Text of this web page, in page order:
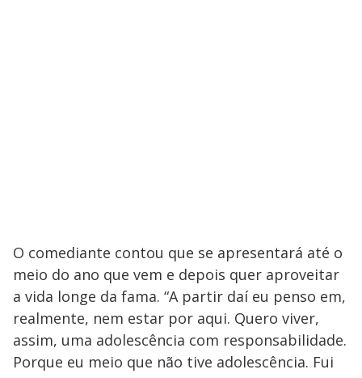
O comediante contou que se apresentará até o
meio do ano que vem e depois quer aproveitar
a vida longe da fama. “A partir daí eu penso em,
realmente, nem estar por aqui. Quero viver,
assim, uma adolescência com responsabilidade.
Porque eu meio que não tive adolescência. Fui